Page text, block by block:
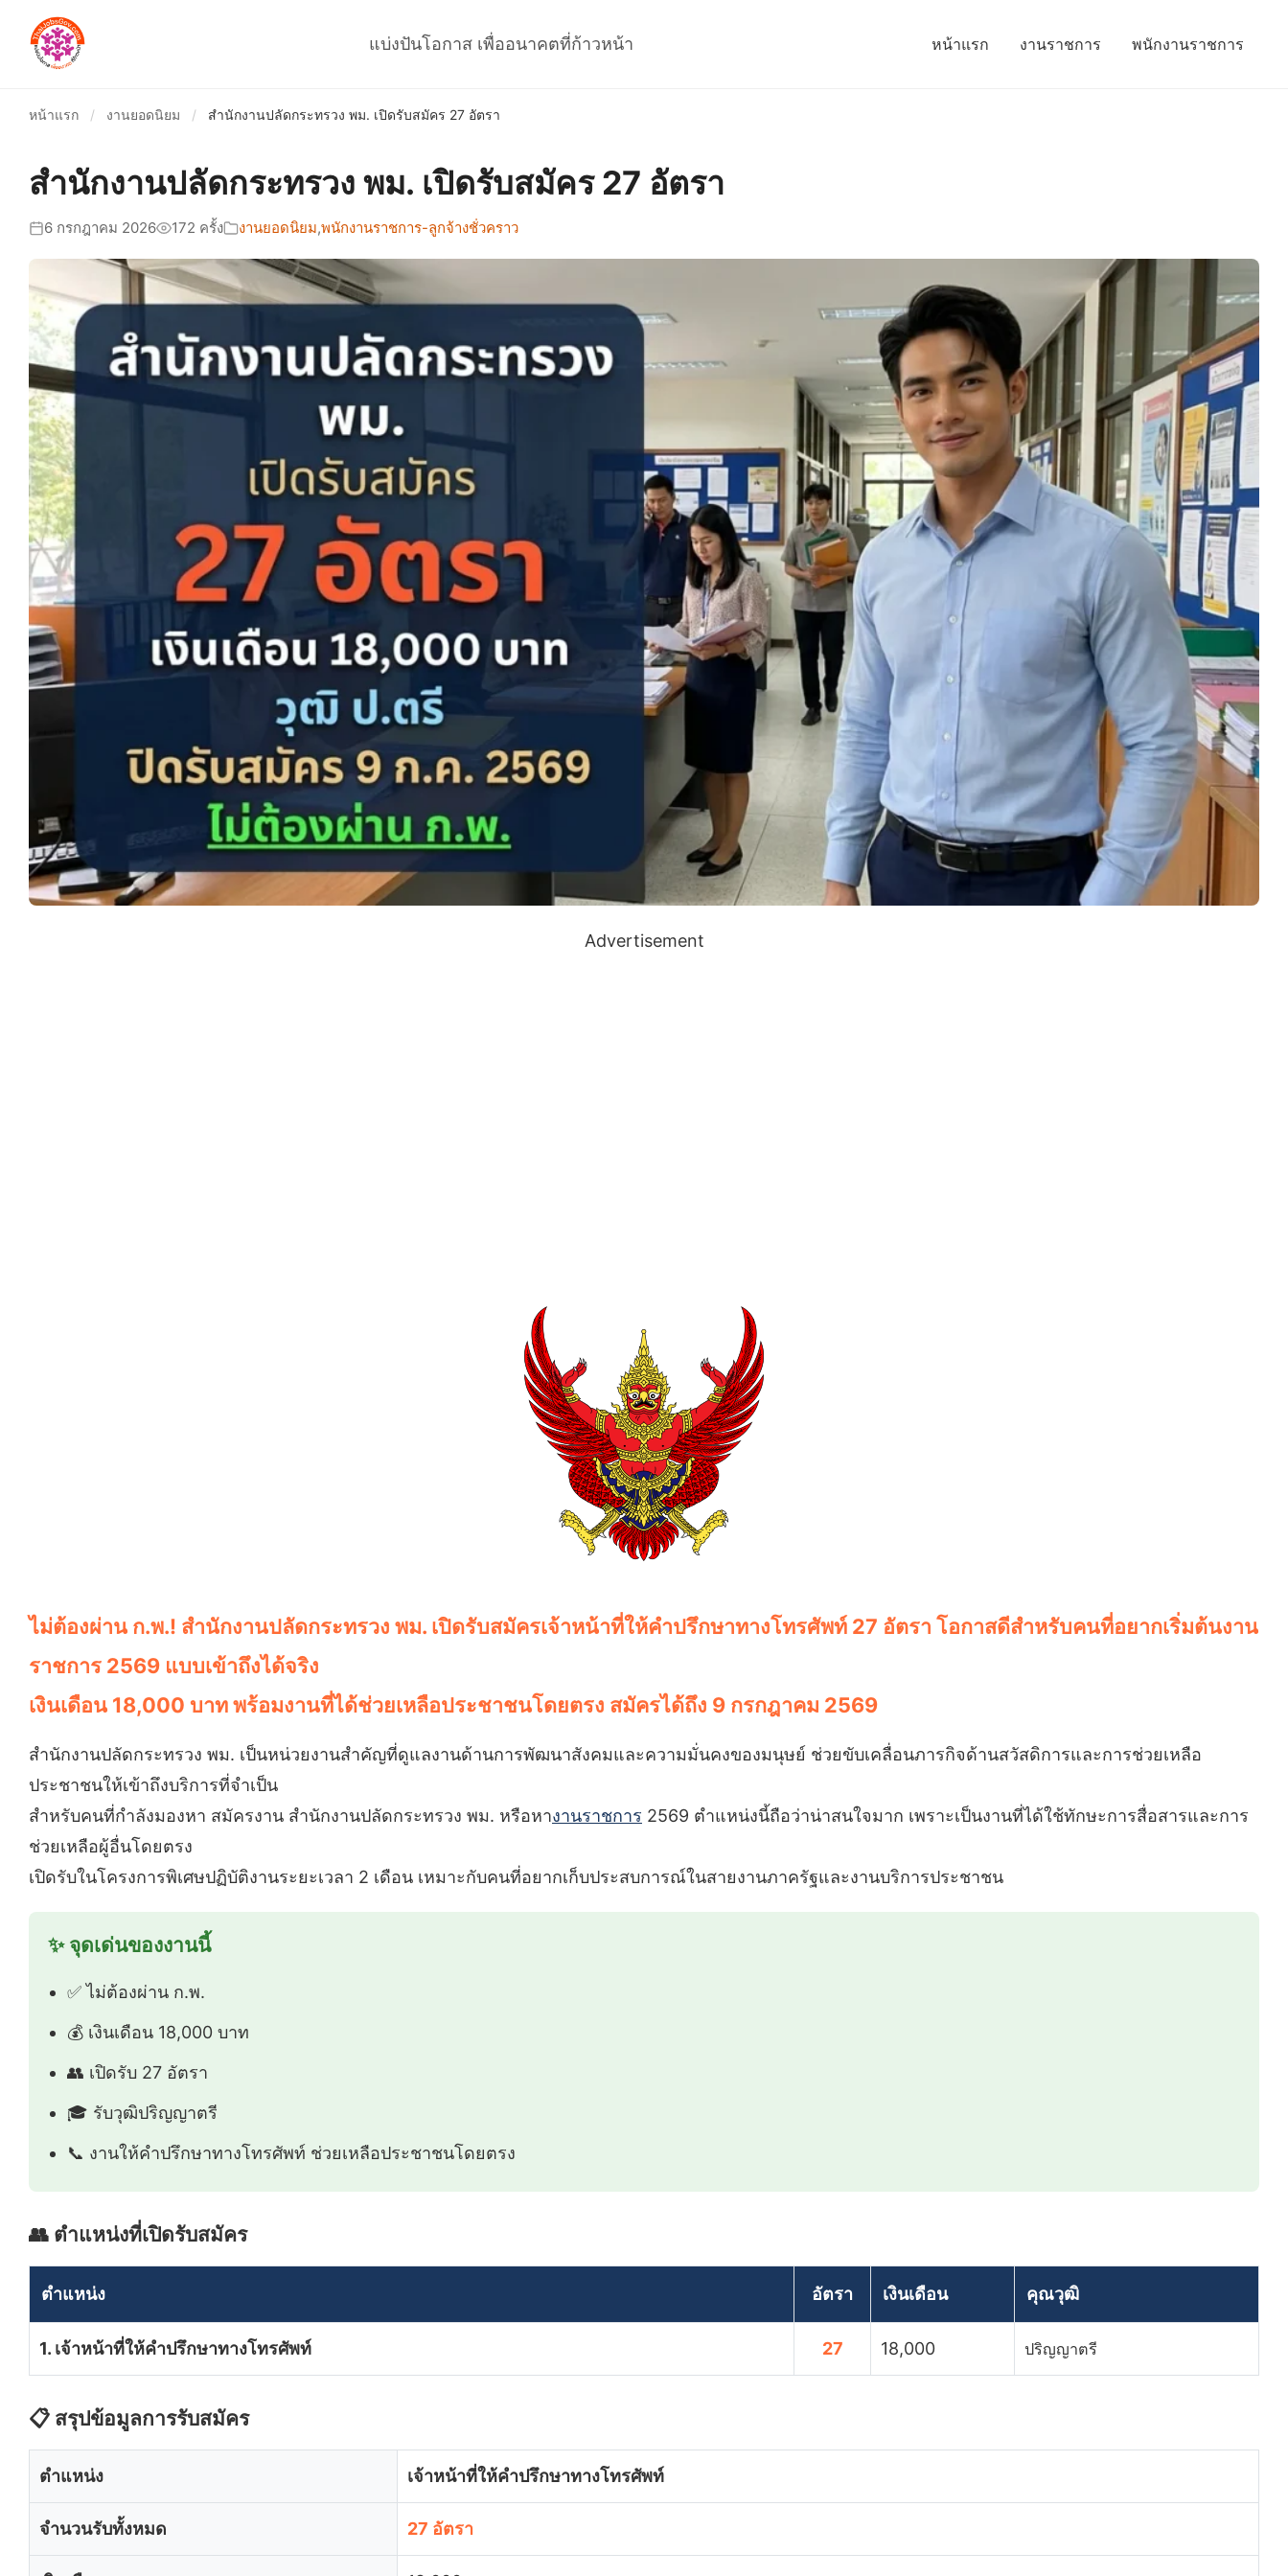
แบ่งปันโอกาส เพื่ออนาคตที่ก้าวหน้า หน้าแรก งานราชการ พนักงานราชการ
หน้าแรก / งานยอดนิยม / สำนักงานปลัดกระทรวง พม. เปิดรับสมัคร 27 อัตรา
สำนักงานปลัดกระทรวง พม. เปิดรับสมัคร 27 อัตรา
6 กรกฎาคม 2026 172 ครั้ง งานยอดนิยม,พนักงานราชการ-ลูกจ้างชั่วคราว
Advertisement
ไม่ต้องผ่าน ก.พ.! สำนักงานปลัดกระทรวง พม. เปิดรับสมัครเจ้าหน้าที่ให้คำปรึกษาทางโทรศัพท์ 27 อัตรา โอกาสดีสำหรับคนที่อยากเริ่มต้นงาน
ราชการ 2569 แบบเข้าถึงได้จริง
เงินเดือน 18,000 บาท พร้อมงานที่ได้ช่วยเหลือประชาชนโดยตรง สมัครได้ถึง 9 กรกฎาคม 2569
สำนักงานปลัดกระทรวง พม. เป็นหน่วยงานสำคัญที่ดูแลงานด้านการพัฒนาสังคมและความมั่นคงของมนุษย์ ช่วยขับเคลื่อนภารกิจด้านสวัสดิการและการช่วยเหลือ
ประชาชนให้เข้าถึงบริการที่จำเป็น
สำหรับคนที่กำลังมองหา สมัครงาน สำนักงานปลัดกระทรวง พม. หรือหางานราชการ 2569 ตำแหน่งนี้ถือว่าน่าสนใจมาก เพราะเป็นงานที่ได้ใช้ทักษะการสื่อสารและการ
ช่วยเหลือผู้อื่นโดยตรง
เปิดรับในโครงการพิเศษปฏิบัติงานระยะเวลา 2 เดือน เหมาะกับคนที่อยากเก็บประสบการณ์ในสายงานภาครัฐและงานบริการประชาชน
✨ จุดเด่นของงานนี้
✅ ไม่ต้องผ่าน ก.พ.
💰 เงินเดือน 18,000 บาท
👥 เปิดรับ 27 อัตรา
🎓 รับวุฒิปริญญาตรี
📞 งานให้คำปรึกษาทางโทรศัพท์ ช่วยเหลือประชาชนโดยตรง
👥 ตำแหน่งที่เปิดรับสมัคร
ตำแหน่ง อัตรา เงินเดือน คุณวุฒิ
1. เจ้าหน้าที่ให้คำปรึกษาทางโทรศัพท์ 27 18,000 ปริญญาตรี
📋 สรุปข้อมูลการรับสมัคร
ตำแหน่ง เจ้าหน้าที่ให้คำปรึกษาทางโทรศัพท์
จำนวนรับทั้งหมด 27 อัตรา